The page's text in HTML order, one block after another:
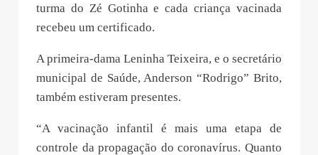
turma do Zé Gotinha e cada criança vacinada
recebeu um certificado.
A primeira-dama Leninha Teixeira, e o secretário
municipal de Saúde, Anderson “Rodrigo” Brito,
também estiveram presentes.
“A vacinação infantil é mais uma etapa de
controle da propagação do coronavírus. Quanto